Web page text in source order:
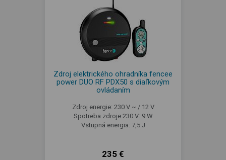
Zdroj elektrického ohradníka fencee
power DUO RF PDX50 s diaľkovým
ovládaním
Zdroj energie: 230 V ~ / 12 V
Spotreba zdroje 230 V: 9 W
Vstupná energia: 7,5 J
235 €